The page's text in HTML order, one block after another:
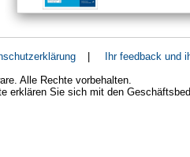
|
Ihr feedback und
Alle Rechte vorbehalten.
erklären Sie sich mit den